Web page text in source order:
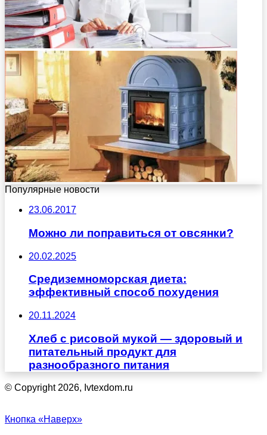
Популярные новости
23.06.2017
Можно ли поправиться от овсянки?
20.02.2025
Средиземноморская диета:
эффективный способ похудения
20.11.2024
Хлеб с рисовой мукой — здоровый и
питательный продукт для
разнообразного питания
© Copyright 2026, Ivtexdom.ru
Кнопка «Наверх»